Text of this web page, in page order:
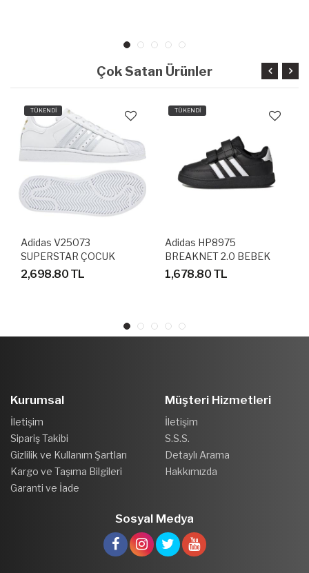
Çok Satan Ürünler
TÜKENDİ
Adidas V25073
SUPERSTAR ÇOCUK
AYAKKABI
2,698.80 TL
TÜKENDİ
Adidas HP8975
BREAKNET 2.0 BEBEK
SPOR AYAKKABI
1,678.80 TL
Kurumsal
İletişim
Sipariş Takibi
Gizlilik ve Kullanım Şartları
Kargo ve Taşıma Bilgileri
Garanti ve İade
Müşteri Hizmetleri
İletişim
S.S.S.
Detaylı Arama
Hakkımızda
Sosyal Medya